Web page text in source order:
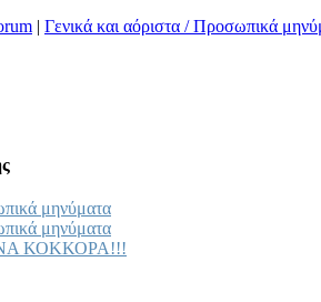
| Γενικά και αόριστα / Προσωπικά
μηνύματα
μηνύματα
ΚΟΚΚΟΡΑ!!!